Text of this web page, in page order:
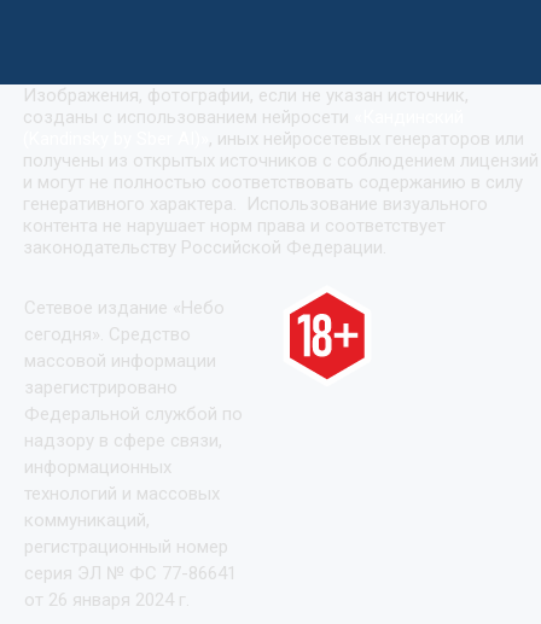
Изображения, фотографии, если не указан источник,
созданы с использованием нейросети
, иных нейросетевых генераторов или
получены из открытых источников с соблюдением лицензий
и могут не полностью соответствовать содержанию в силу
генеративного характера. Использование визуального
контента не нарушает норм права и соответствует
законодательству Российской Федерации.
Сетевое издание «Небо
сегодня». Средство
массовой информации
зарегистрировано
Федеральной службой по
надзору в сфере связи,
информационных
технологий и массовых
коммуникаций,
регистрационный номер
серия ЭЛ № ФС 77-86641
от 26 января 2024 г.